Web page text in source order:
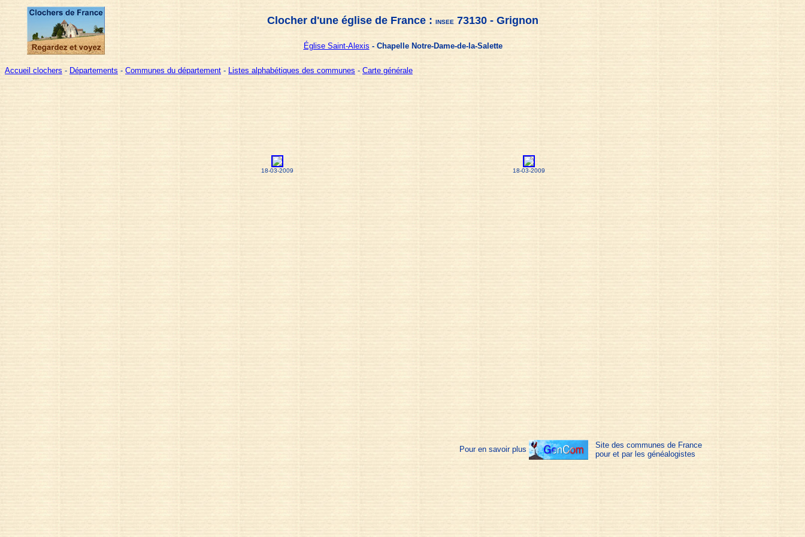
Clocher d'une église de France : INSEE 73130 - Grignon
Église Saint-Alexis - Chapelle Notre-Dame-de-la-Salette
Accueil clochers - Départements - Communes du département - Listes alphabétiques des communes - Carte générale
18-03-2009 18-03-2009
Pour en savoir plus
Site des communes de France
pour et par les généalogistes